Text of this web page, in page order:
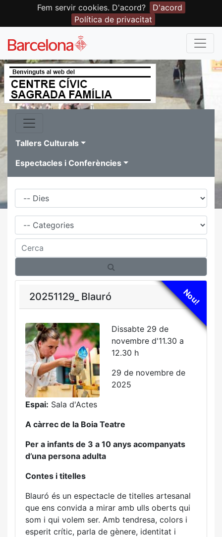
Fem servir cookies. D'acord?
D'acord
Política de privacitat
Tallers Culturals
Espectacles i Conferències
Dies
Família
Cerca
Nou!
20251129_ Blauró
Dissabte 29 de
novembre d'11.30 a
12.30 h
29 de novembre de
2025
Espai: Sala d'Actes
A càrrec de la Boia Teatre
Per a infants de 3 a 10 anys acompanyats
d’una persona adulta
Contes i titelles
Blauró és un espectacle de titelles artesanal
que ens convida a mirar amb ulls oberts qui
som i qui volem ser. Amb tendresa, colors i
esperit crític, parla de gènere, identitat i